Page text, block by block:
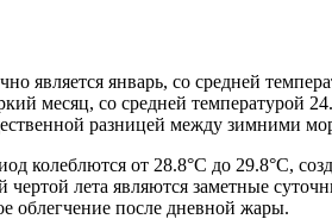
январь, со средней
месяц, со средней температурой
разницей между зимними
от 28.8°C до 29.8°C,
лета являются заметные
облегчение после дневной жары.